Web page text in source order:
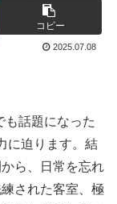
コピー
2025.07.08
も話題になった
に迫ります。結
ら、日常を忘れ
された客室、極